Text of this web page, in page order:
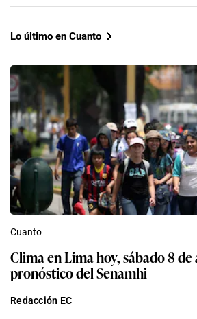
Lo último en Cuanto
Cuanto
Clima en Lima hoy, sábado 8
pronóstico del Senamhi
Redacción EC